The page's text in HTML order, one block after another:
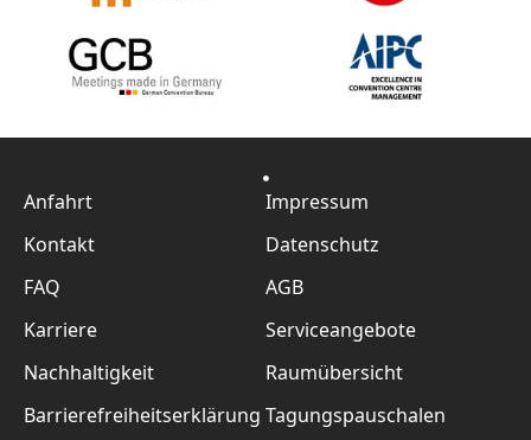
Anfahrt
Kontakt
FAQ
Impressum
Datenschutz
AGB
Karriere
Nachhaltigkeit
Barrierefreiheitserklärung
Serviceangebote
Raumübersicht
Tagungspauschalen